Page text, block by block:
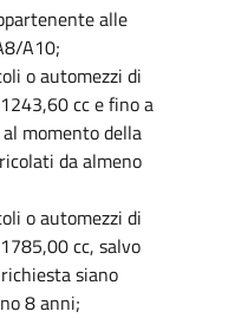
alle
A10;
o automezzi di
cc e fino a
momento della
da almeno
o automezzi di
cc, salvo
siano
8 anni;